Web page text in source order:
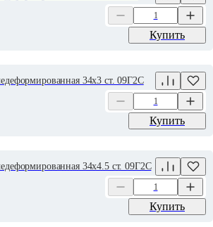
Купить
34х3 ст. 09Г2С
Купить
34х4.5 ст. 09Г2С
Купить